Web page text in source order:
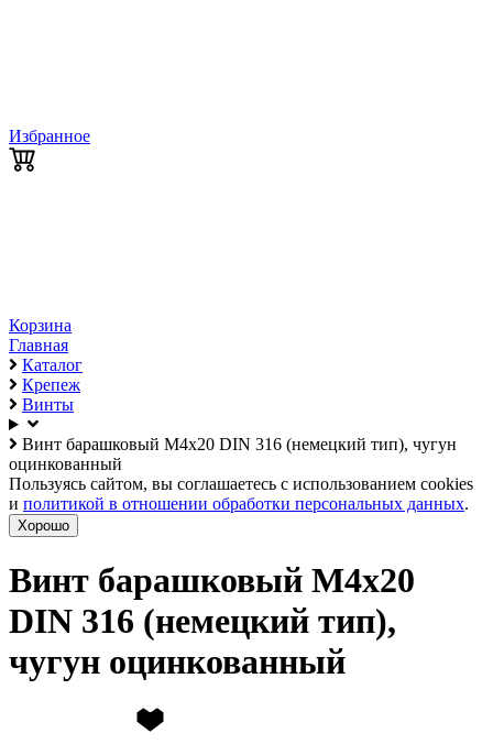
Избранное
Корзина
Главная
Каталог
Крепеж
Винты
Винт барашковый М4х20 DIN 316 (немецкий тип), чугун
оцинкованный
Пользуясь сайтом, вы соглашаетесь с использованием cookies
и политикой в отношении обработки персональных данных.
Хорошо
Винт барашковый М4х20
DIN 316 (немецкий тип),
чугун оцинкованный